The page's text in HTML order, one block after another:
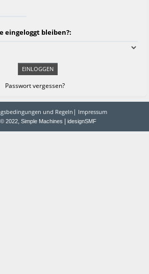
eingeloggt bleiben?:
Passwort vergessen?
und Regeln | Impressum
2022 Simple Machines | idesignSMF